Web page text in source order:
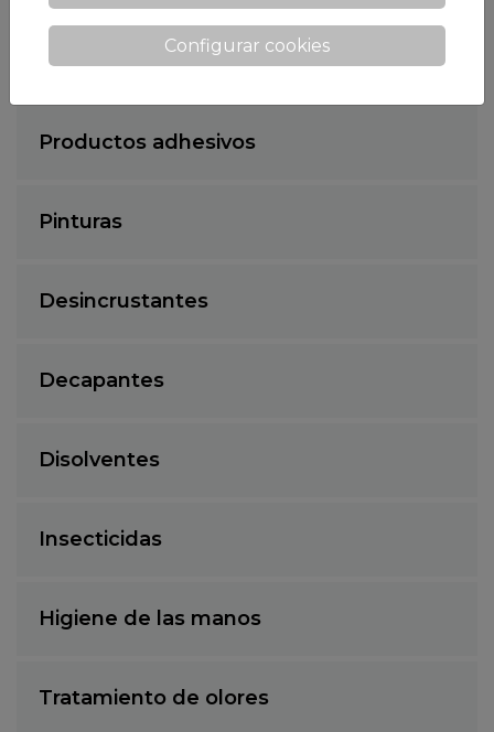
Tratamiento de superficies
Productos adhesivos
Pinturas
Desincrustantes
Decapantes
Disolventes
Insecticidas
Higiene de las manos
Tratamiento de olores
Configurar cookies